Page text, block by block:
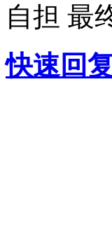
自担 最
快速回复